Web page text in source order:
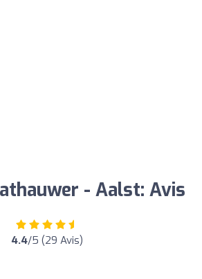
- Aalst: Avis
4.4/5 (29 Avis)